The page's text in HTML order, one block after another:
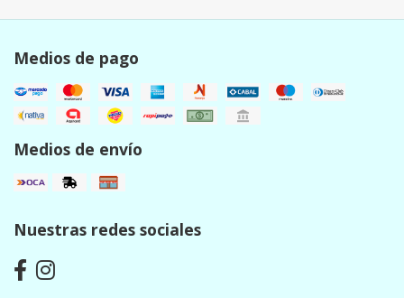
Medios de pago
Medios de envío
Nuestras redes sociales